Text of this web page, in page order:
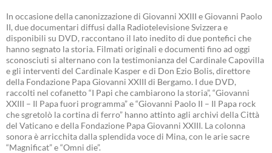
In occasione della canonizzazione di Giovanni XXIII e Giovanni Paolo
II, due documentari diffusi dalla Radiotelevisione Svizzera e
disponibili su DVD, raccontano il lato inedito di due pontefici che
hanno segnato la storia. Filmati originali e documenti fino ad oggi
sconosciuti si alternano con la testimonianza del Cardinale Capovilla
e gli interventi del Cardinale Kasper e di Don Ezio Bolis, direttore
della Fondazione Papa Giovanni XXIII di Bergamo. I due DVD,
raccolti nel cofanetto “I Papi che cambiarono la storia”, “Giovanni
XXIII – Il Papa fuori programma” e “Giovanni Paolo II – Il Papa rock
che sgretolò la cortina di ferro” hanno attinto agli archivi della Città
del Vaticano e della Fondazione Papa Giovanni XXIII. La colonna
sonora è arricchita dalla splendida voce di Mina, con le arie sacre
“Magnificat” e “Omni die”.